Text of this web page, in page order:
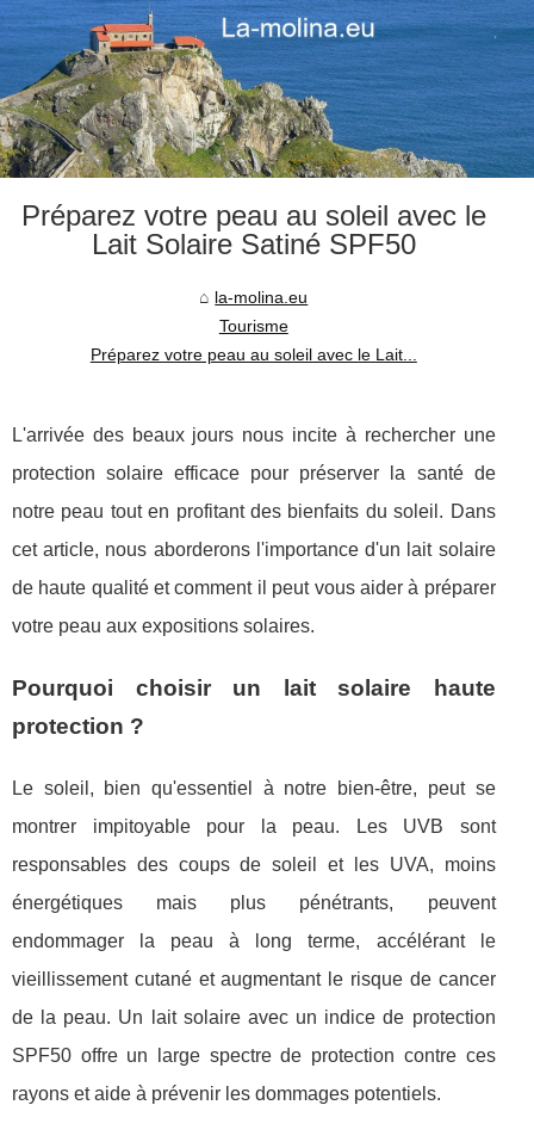
Préparez votre peau au soleil avec le
Lait Solaire Satiné SPF50
la-molina.eu
Tourisme
Préparez votre peau au soleil avec le Lait...
L'arrivée des beaux jours nous incite à rechercher une
protection solaire efficace pour préserver la santé de
notre peau tout en profitant des bienfaits du soleil. Dans
cet article, nous aborderons l'importance d'un lait solaire
de haute qualité et comment il peut vous aider à préparer
votre peau aux expositions solaires.
Pourquoi choisir un lait solaire haute
protection ?
Le soleil, bien qu'essentiel à notre bien-être, peut se
montrer impitoyable pour la peau. Les UVB sont
responsables des coups de soleil et les UVA, moins
énergétiques mais plus pénétrants, peuvent
endommager la peau à long terme, accélérant le
vieillissement cutané et augmentant le risque de cancer
de la peau. Un lait solaire avec un indice de protection
SPF50 offre un large spectre de protection contre ces
rayons et aide à prévenir les dommages potentiels.